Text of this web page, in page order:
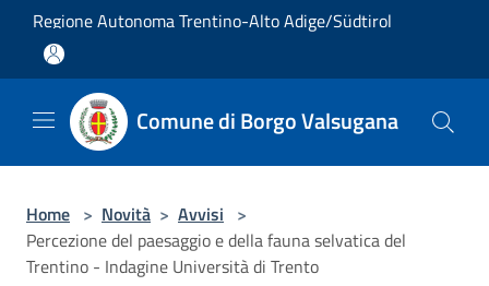
Salta al contenuto principale
Regione Autonoma Trentino-Alto Adige/Südtirol
Comune di Borgo Valsugana
Home > Novità > Avvisi >
Percezione del paesaggio e della fauna selvatica del
Trentino - Indagine Università di Trento